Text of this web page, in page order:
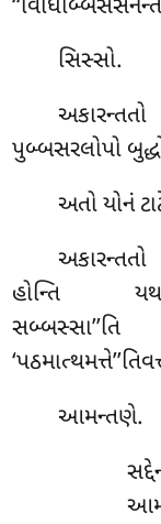
સિસ્સો.
પુબ્બસરલોપો
અતો યોનં
હોન્તિ
આમન્તણે.